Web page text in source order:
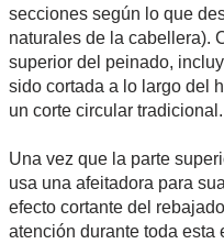
secciones según lo que
naturales de la cabellera).
superior del peinado,
sido cortada a lo largo del
un corte circular tradicional.
Una vez que la parte
usa una afeitadora para
efecto cortante del
atención durante toda esta